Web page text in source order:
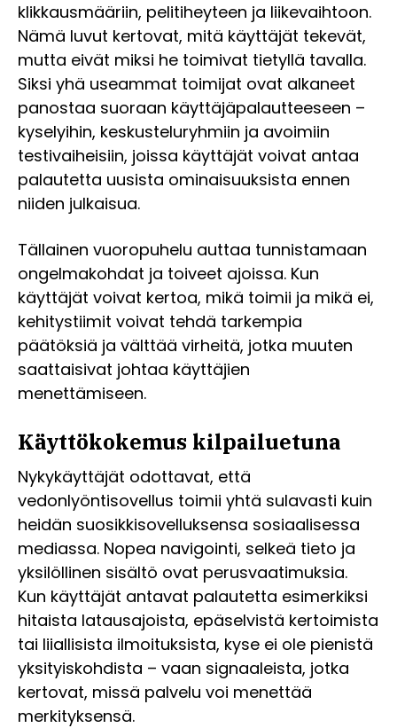
klikkausmääriin, pelitiheyteen ja liikevaihtoon.
Nämä luvut kertovat, mitä käyttäjät tekevät,
mutta eivät miksi he toimivat tietyllä tavalla.
Siksi yhä useammat toimijat ovat alkaneet
panostaa suoraan käyttäjäpalautteeseen –
kyselyihin, keskusteluryhmiin ja avoimiin
testivaiheisiin, joissa käyttäjät voivat antaa
palautetta uusista ominaisuuksista ennen
niiden julkaisua.
Tällainen vuoropuhelu auttaa tunnistamaan
ongelmakohdat ja toiveet ajoissa. Kun
käyttäjät voivat kertoa, mikä toimii ja mikä ei,
kehitystiimit voivat tehdä tarkempia
päätöksiä ja välttää virheitä, jotka muuten
saattaisivat johtaa käyttäjien
menettämiseen.
Käyttökokemus kilpailuetuna
Nykykäyttäjät odottavat, että
vedonlyöntisovellus toimii yhtä sulavasti kuin
heidän suosikkisovelluksensa sosiaalisessa
mediassa. Nopea navigointi, selkeä tieto ja
yksilöllinen sisältö ovat perusvaatimuksia.
Kun käyttäjät antavat palautetta esimerkiksi
hitaista latausajoista, epäselvistä kertoimista
tai liiallisista ilmoituksista, kyse ei ole pienistä
yksityiskohdista – vaan signaaleista, jotka
kertovat, missä palvelu voi menettää
merkityksensä.